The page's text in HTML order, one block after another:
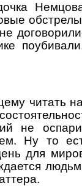
читать
не
Ну то
для